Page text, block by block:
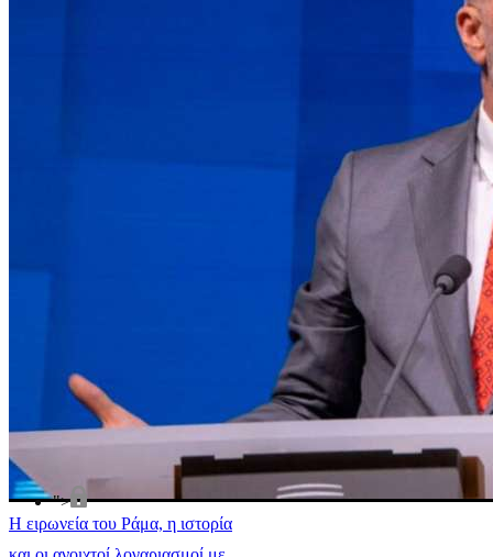
Η ειρωνεία του Ράμα, η ιστορία
">